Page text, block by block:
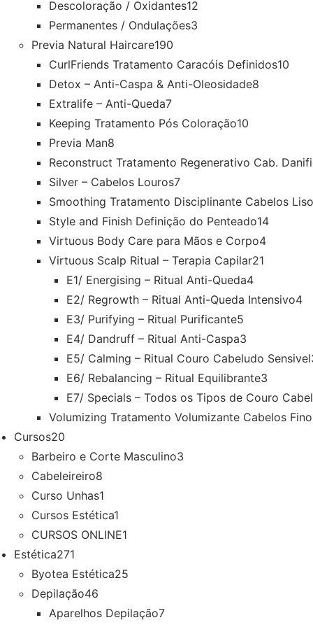
Descoloração / Oxidantes12
Permanentes / Ondulações3
Previa Natural Haircare190
CurlFriends Tratamento Caracóis Definidos10
Detox – Anti-Caspa & Anti-Oleosidade8
Extralife – Anti-Queda7
Keeping Tratamento Pós Coloração10
Previa Man8
Reconstruct Tratamento Regenerativo Cab.
Silver – Cabelos Louros7
Smoothing Tratamento Disciplinante Cabelos
Style and Finish Definição do Penteado14
Virtuous Body Care para Mãos e Corpo4
Virtuous Scalp Ritual – Terapia Capilar21
E1/ Energising – Ritual Anti-Queda4
E2/ Regrowth – Ritual Anti-Queda Intensivo4
E3/ Purifying – Ritual Purificante5
E4/ Dandruff – Ritual Anti-Caspa3
E5/ Calming – Ritual Couro Cabeludo Sensivel
E6/ Rebalancing – Ritual Equilibrante3
E7/ Specials – Todos os Tipos de Couro
Volumizing Tratamento Volumizante Cabelos
Cursos20
Barbeiro e Corte Masculino3
Cabeleireiro8
Curso Unhas1
Cursos Estética1
CURSOS ONLINE1
Estética271
Byotea Estética25
Depilação46
Aparelhos Depilação7